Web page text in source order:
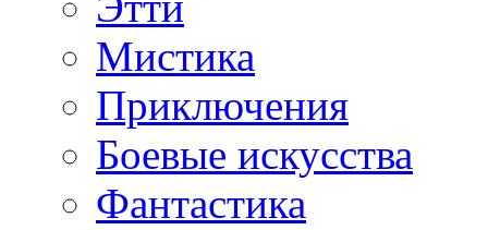
Мистика
Приключения
Боевые искусства
Фантастика